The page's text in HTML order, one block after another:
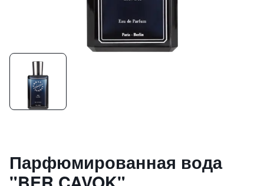
Парфюмированная вода